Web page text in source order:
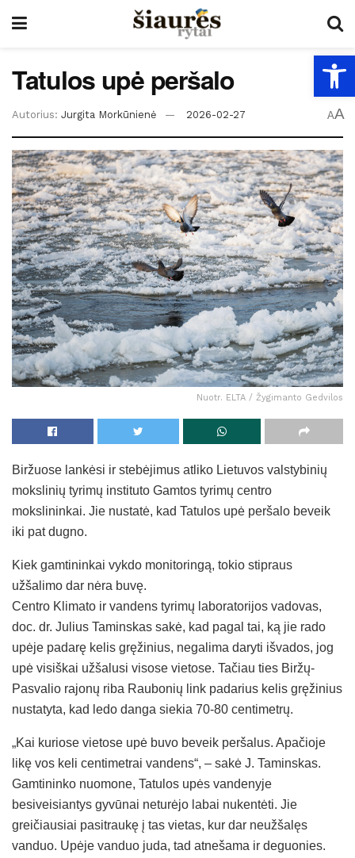
Tatulos upė peršalo
Autorius: Jurgita Morkūnienė 2026-02-27 AA
Nuotr. ELTA / Žygimanto Gedvilos
Biržuose lankėsi ir stebėjimus atliko Lietuvos valstybinių
mokslinių tyrimų instituto Gamtos tyrimų centro
mokslininkai. Jie nustatė, kad Tatulos upė peršalo beveik
iki pat dugno.
Kiek gamtininkai vykdo monitoringą, tokio stipraus
užšalimo dar nėra buvę.
Centro Klimato ir vandens tyrimų laboratorijos vadovas,
doc. dr. Julius Taminskas sakė, kad pagal tai, ką jie rado
upėje padarę kelis gręžinius, negalima daryti išvados, jog
upė visiškai užšalusi visose vietose. Tačiau ties Biržų-
Pasvalio rajonų riba Raubonių link padarius kelis gręžinius
nustatyta, kad ledo danga siekia 70-80 centimetrų.
„Kai kuriose vietose upė buvo beveik peršalus. Apačioje
likę vos keli centimetrai vandens“, – sakė J. Taminskas.
Gamtininko nuomone, Tatulos upės vandenyje
besiveisiantys gyvūnai neturėjo labai nukentėti. Jie
greičiausiai pasitraukę į tas vietas, kur dar neužšalęs
vanduo. Upėje vanduo juda, tad atnešama ir deguonies.